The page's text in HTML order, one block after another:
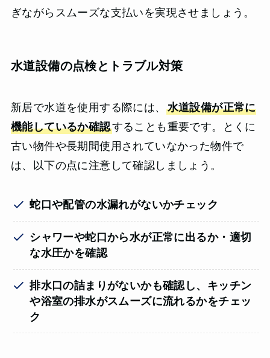
ぎながらスムーズな支払いを実現させましょう。
水道設備の点検とトラブル対策
新居で水道を使用する際には、 水道設備が正常に
機能しているか確認することも重要です。とくに
古い物件や長期間使用されていなかった物件で
は、以下の点に注意して確認しましょう。
蛇口や配管の水漏れがないかチェック
シャワーや蛇口から水が正常に出るか・適切
な水圧かを確認
排水口の詰まりがないかも確認し、キッチン
や浴室の排水がスムーズに流れるかをチェッ
ク